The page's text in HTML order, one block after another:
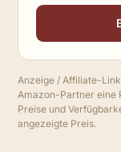
Anzeige / Affiliate-
Amazon-Partner eine
Preise und
angezeigte Preis.